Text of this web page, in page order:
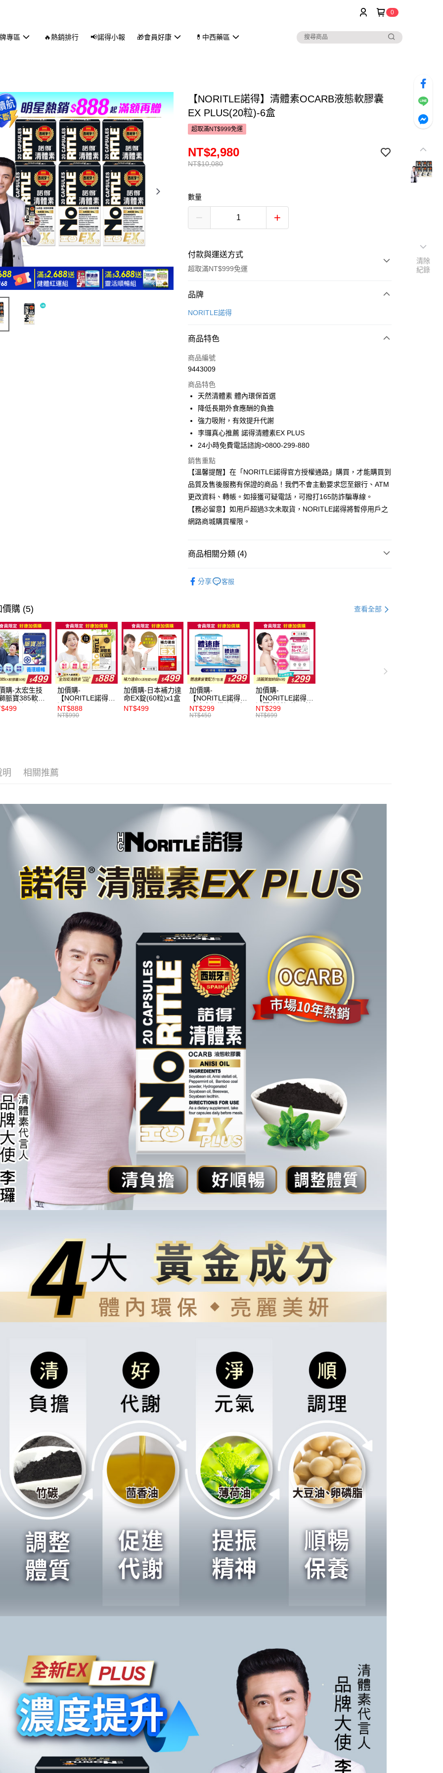
0
專區 🔥熱銷排行 📢諾得小報 🎁會員好康 💊中西藥區
【NORITLE諾得】清體素OCARB液態軟膠囊
EX PLUS(20粒)-6盒
超取滿NT$999免運
NT$10,080
NT$2,980
數量
付款與運送方式
超取滿NT$999免運
付款方式
信用卡一次付款
Apple Pay
悠遊付
ATM付款
運送方式
每筆NT$60，滿NT$999(含以上)免運費
付款後全家取貨
每筆NT$60，滿NT$999(含以上)免運費
萊爾富取貨付款
付款後萊爾富取貨
7-11取貨付款
每筆NT$60，滿NT$999(含以上)免運費
宅配
每筆NT$100，滿NT$999(含以上)免運費
品牌
NORITLE諾得
商品特色
商品編號
9443009
商品特色
天然清體素 體內環保首選
降低長期外食應酬的負擔
強力吸附，有效提升代謝
李㼈真心推薦 諾得清體素EX PLUS
24小時免費電話諮詢>0800-299-880
銷售重點
【溫馨提醒】在「NORITLE諾得官方授權通路」購買，才能購買到
品質及售後服務有保證的商品！我們不會主動要求您至銀行、ATM
更改資料、轉帳。如接獲可疑電話，可撥打165防詐騙專線。
【務必留意】如用戶超過3次未取貨，NORITLE諾得將暫停用戶之
網路商城購買權限。
商品相關分類 (4)
🦋美形美體
分享 客服
價購 (5) 查看全部
購-太宏生技
脈寶385軟膠
30粒x1盒
加價購-
【NORITLE諾得】
清體素EX GOLD
膠囊36粒x1盒
NT$888
NT$990
加價購-日本補力達
命EX錠(60粒)x1盒
NT$499
加價購-
【NORITLE諾得】
體速康優纖均衡完
整營養配方(7包)x1
NT$299
NT$450
加價購-
【NORITLE諾得】
活麗美皙妍錠60粒
x1盒
NT$299
NT$699
明 相關推薦
清除
紀錄